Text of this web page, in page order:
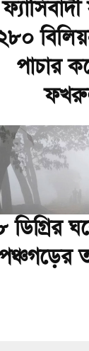
পাচার
ডিগ্রির